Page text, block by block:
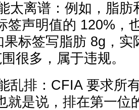
太离谱：例如，脂肪
签声明值的 120%，
果标签写脂肪 8g，实
很多，属于违规。
乱排：CFIA 要求所
就是说，排在第一位